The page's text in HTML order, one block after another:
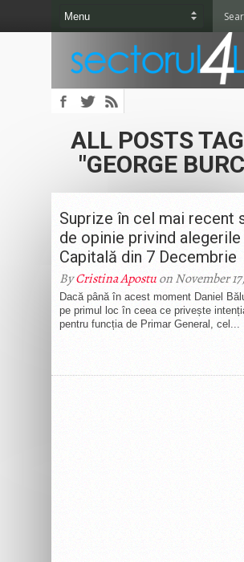
ALL POSTS
"GEORGE
Suprize în cel mai recent
de opinie privind alegerile
Capitală din 7 Decembrie
ByCristina Apostuon November
Dacă până în acest moment Daniel
pe primul loc în ceea ce privește
pentru funcția de Primar General, cel...